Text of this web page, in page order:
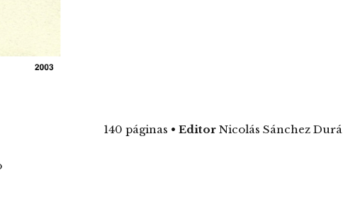
140 páginas • Editor Nicolás Sánchez Durá